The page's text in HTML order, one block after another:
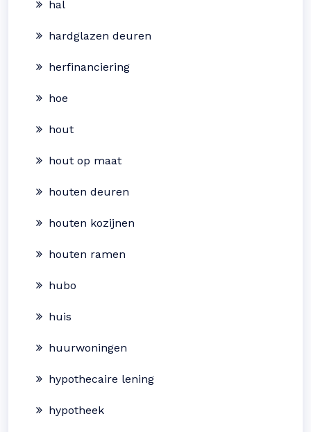
hal
hardglazen deuren
herfinanciering
hoe
hout
hout op maat
houten deuren
houten kozijnen
houten ramen
hubo
huis
huurwoningen
hypothecaire lening
hypotheek